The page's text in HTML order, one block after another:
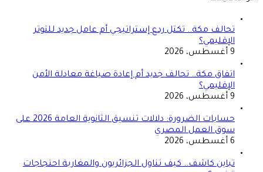
تحالف مكة.. تكتل ردع إستراتيجي أم عامل جديد للتوتر
الإقليمي؟
9 أغسطس، 2026
اتفاق مكة.. تحالف جديد أم إعادة صياغة معادلة الأمن
الإقليمي؟
9 أغسطس، 2026
حسابات الضرورة: دلالات تنسيق الثانوية العامة 2026 على
سوق العمل المصري
6 أغسطس، 2026
تباين كاشف.. كيف تناول الجزائريون والمغاربة احتجاجات